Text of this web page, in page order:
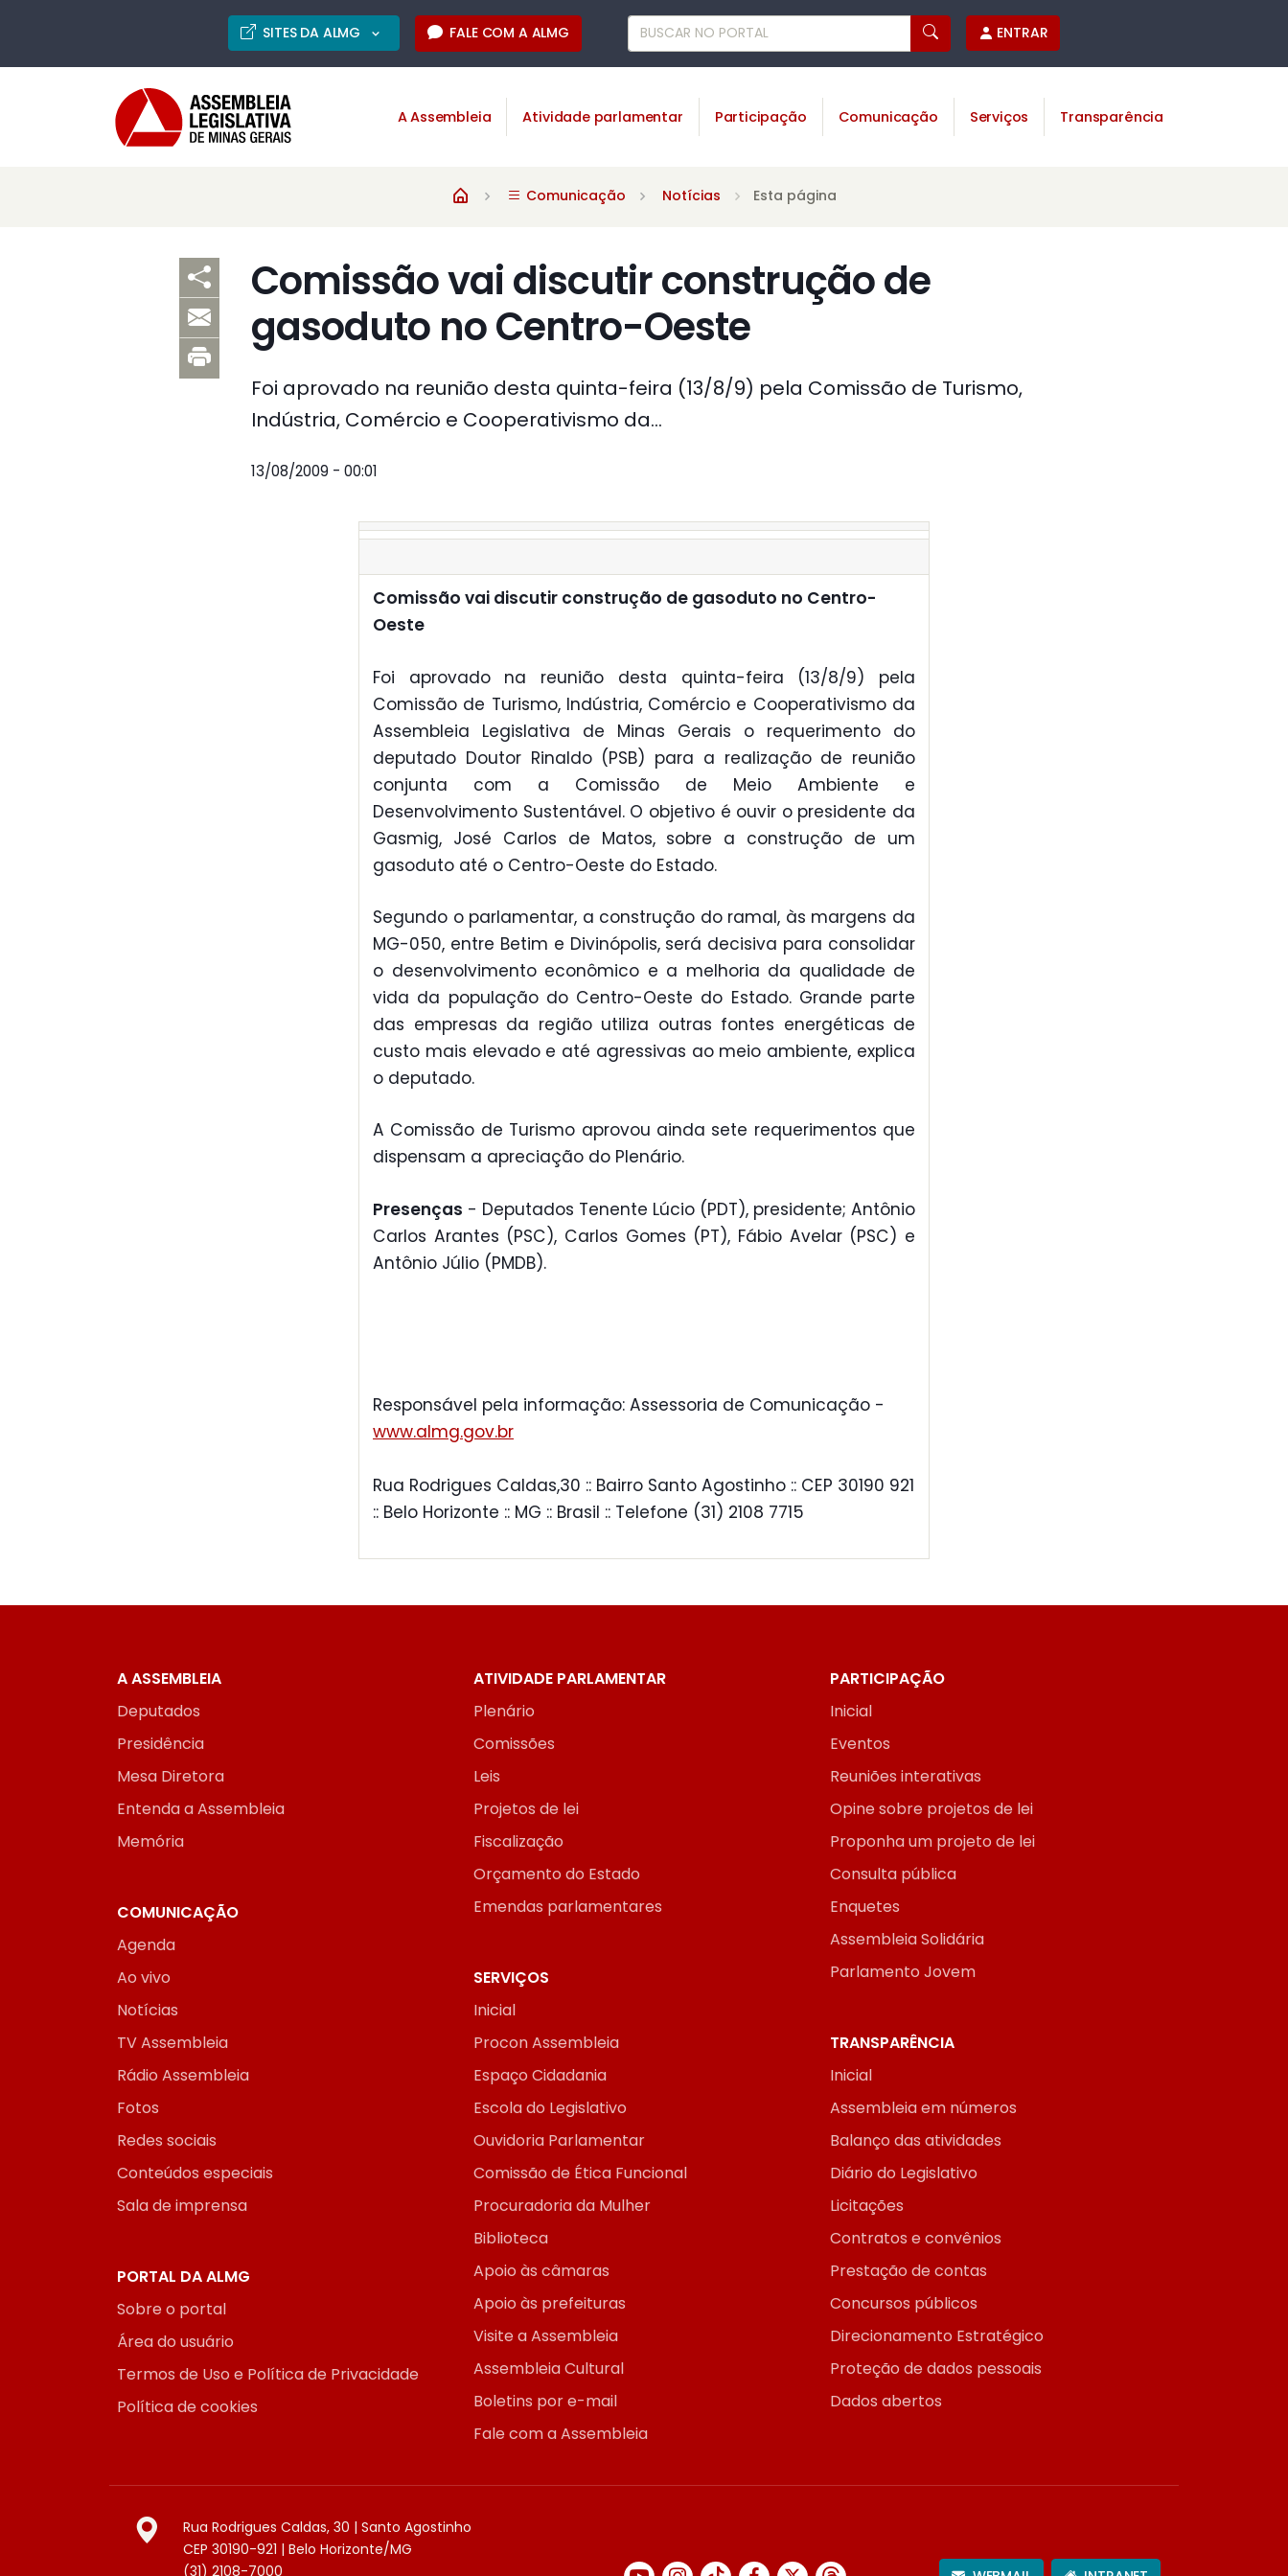
SITES DA ALMG FALE COM A ALMG ENTRAR
A Assembleia Atividade parlamentar Participação Comunicação Serviços Transparência
Comunicação Notícias Esta página
Comissão vai discutir construção de
gasoduto no Centro-Oeste
Foi aprovado na reunião desta quinta-feira (13/8/9) pela Comissão de Turismo,
Indústria, Comércio e Cooperativismo da...
13/08/2009 - 00:01
Comissão vai discutir construção de gasoduto no Centro-
Oeste
Foi aprovado na reunião desta quinta-feira (13/8/9) pela
Comissão de Turismo, Indústria, Comércio e Cooperativismo da
Assembleia Legislativa de Minas Gerais o requerimento do
deputado Doutor Rinaldo (PSB) para a realização de reunião
conjunta com a Comissão de Meio Ambiente e
Desenvolvimento Sustentável. O objetivo é ouvir o presidente da
Gasmig, José Carlos de Matos, sobre a construção de um
gasoduto até o Centro-Oeste do Estado.
Segundo o parlamentar, a construção do ramal, às margens da
MG-050, entre Betim e Divinópolis, será decisiva para consolidar
o desenvolvimento econômico e a melhoria da qualidade de
vida da população do Centro-Oeste do Estado. Grande parte
das empresas da região utiliza outras fontes energéticas de
custo mais elevado e até agressivas ao meio ambiente, explica
o deputado.
A Comissão de Turismo aprovou ainda sete requerimentos que
dispensam a apreciação do Plenário.
Presenças - Deputados Tenente Lúcio (PDT), presidente; Antônio
Carlos Arantes (PSC), Carlos Gomes (PT), Fábio Avelar (PSC) e
Antônio Júlio (PMDB).
Responsável pela informação: Assessoria de Comunicação -
www.almg.gov.br
Rua Rodrigues Caldas,30 :: Bairro Santo Agostinho :: CEP 30190 921
:: Belo Horizonte :: MG :: Brasil :: Telefone (31) 2108 7715
A ASSEMBLEIA
Deputados
Presidência
Mesa Diretora
Entenda a Assembleia
Memória
ATIVIDADE PARLAMENTAR
Plenário
Comissões
Leis
Projetos de lei
Fiscalização
Orçamento do Estado
Emendas parlamentares
PARTICIPAÇÃO
Inicial
Eventos
Reuniões interativas
Opine sobre projetos de lei
Proponha um projeto de lei
Consulta pública
Enquetes
Assembleia Solidária
Parlamento Jovem
COMUNICAÇÃO
Agenda
Ao vivo
Notícias
TV Assembleia
Rádio Assembleia
Fotos
Redes sociais
Conteúdos especiais
Sala de imprensa
SERVIÇOS
Inicial
Procon Assembleia
Espaço Cidadania
Escola do Legislativo
Ouvidoria Parlamentar
Comissão de Ética Funcional
Procuradoria da Mulher
Biblioteca
Apoio às câmaras
Apoio às prefeituras
Visite a Assembleia
Assembleia Cultural
Boletins por e-mail
Fale com a Assembleia
TRANSPARÊNCIA
Inicial
Assembleia em números
Balanço das atividades
Diário do Legislativo
Licitações
Contratos e convênios
Prestação de contas
Concursos públicos
Direcionamento Estratégico
Proteção de dados pessoais
Dados abertos
PORTAL DA ALMG
Sobre o portal
Área do usuário
Termos de Uso e Política de Privacidade
Política de cookies
Rua Rodrigues Caldas, 30 | Santo Agostinho
CEP 30190-921 | Belo Horizonte/MG
(31) 2108-7000